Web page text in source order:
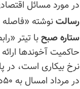
در مورد مسائل
رسالتنوشته «فاصله
ستاره صبحبا تیتر
حاکمیت آخوندها
در مرداد امسال به ۵۰درصد خواهد رسید و نتیجه گرفته: «